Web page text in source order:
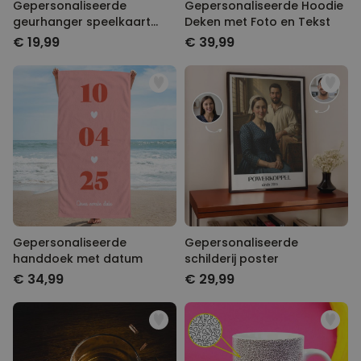
Gepersonaliseerde
geurhanger speelkaart
met foto set van 2
€ 19,99
Gepersonaliseerde Hoodie
Deken met Foto en Tekst
€ 39,99
Gepersonaliseerde
handdoek met datum
€ 34,99
Gepersonaliseerde
schilderij poster
€ 29,99